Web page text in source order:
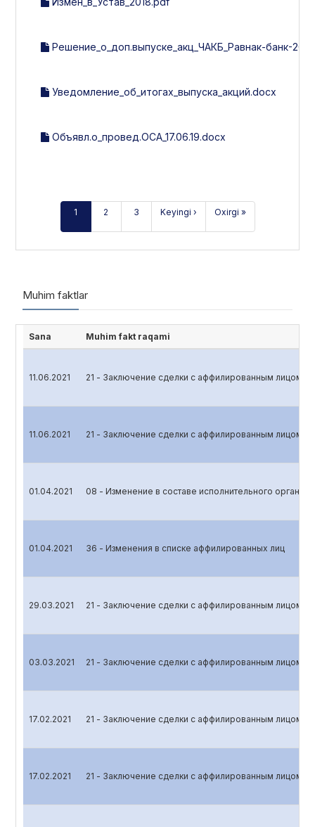
Решение_о_доп.выпуске_акц_ЧАКБ_Равнак-банк-
Уведомление_об_итогах_выпуска_акций.docx
Объявл.о_провед.ОСА_17.06.19.docx
1 2 3 Keyingi › Oxirgi »
Muhim faktlar
Sana Muhim fakt raqami
11.06.2021 21 - Заключение сделки с аффилированным лицом
11.06.2021 21 - Заключение сделки с аффилированным лицом
01.04.2021 08 - Изменение в составе исполнительного органа
01.04.2021 36 - Изменения в списке аффилированных лиц
29.03.2021 21 - Заключение сделки с аффилированным лицом
03.03.2021 21 - Заключение сделки с аффилированным лицом
17.02.2021 21 - Заключение сделки с аффилированным лицом
17.02.2021 21 - Заключение сделки с аффилированным лицом